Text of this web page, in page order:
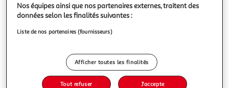
Afficher le prix
Format Frais
Nos équipes ainsi que nos partenaires externes, traitent des
données selon les finalités suivantes :
Liste de nos partenaires (fournisseurs)
Afficher toutes les finalités
Tout refuser J'accepte